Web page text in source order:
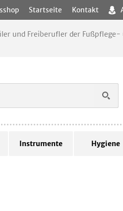
Startseite Kontakt
und Freiberufler der
Instrumente Hygiene